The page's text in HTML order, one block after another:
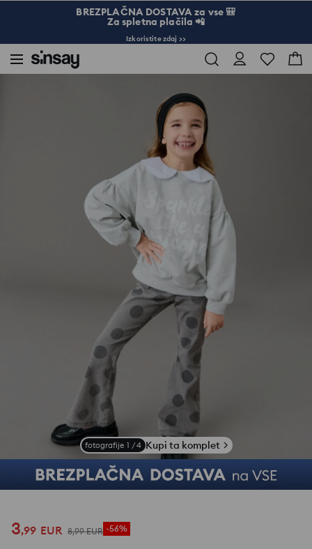
BREZPLAČNA DOSTAVA za vse 🎒
Za spletna plačila 📲
Izkoristite zdaj >>
fotografije 1 /4 Kupi ta komplet
3,99 EUR 8,99 EUR -56%